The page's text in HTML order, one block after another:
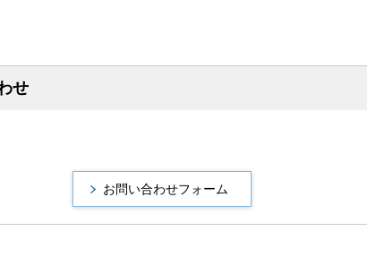
せ